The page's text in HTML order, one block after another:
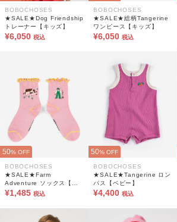
BOBOCHOSES
★SALE★Dog Friendship
トレーナー【キッズ】
¥6,050 税込
BOBOCHOSES
★SALE★総柄Tangerine
ワンピース【キッズ】
¥6,050 税込
50% OFF
BOBOCHOSES
★SALE★Farm
Adventure ソックス【キ
ッズ】
¥1,485 税込
50% OFF
BOBOCHOSES
★SALE★Tangerine ロン
パス【ベビー】
¥4,400 税込